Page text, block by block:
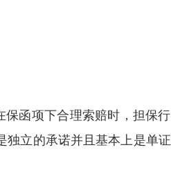
函项下合理索赔时，担保
独立的承诺并且基本上是单